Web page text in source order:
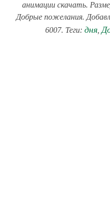
анимации скачать.
Добрые пожелания.
6007. Теги: дня,